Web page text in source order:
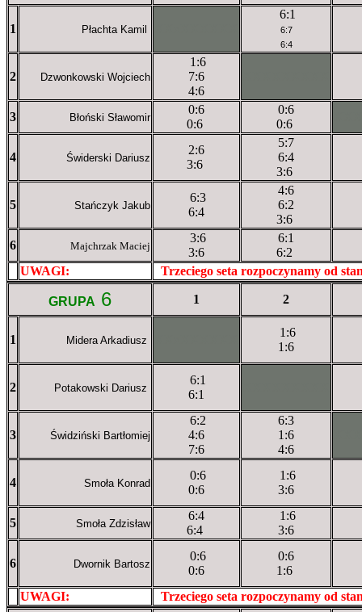
1 Płachta Kamil
6:1
6:7
6:4
2 Dzwonkowski Wojciech
1:6
7:6
4:6
3 Błoński Sławomir
0:6
0:6
0:6
0:6
4 Świderski Dariusz
2:6
3:6
5:7
6:4
3:6
5 Stańczyk Jakub
6:3
6:4
4:6
6:2
3:6
6
Majchrzak Maciej
3:6
3:6
6:1
6:2
UWAGI:
Trzeciego seta rozpoczynamy od
GRUPA 6 1 2
1 Midera Arkadiusz
1:6
1:6
2 Potakowski Dariusz
6:1
6:1
3 Świdziński Bartłomiej
6:2
4:6
7:6
6:3
1:6
4:6
4 Smoła Konrad
0:6
0:6
1:6
3:6
5 Smoła Zdzisław
6:4
6:4
1:6
3:6
6 Dwornik Bartosz
0:6
0:6
0:6
1:6
UWAGI:
Trzeciego seta rozpoczynamy od